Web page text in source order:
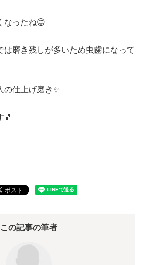
なったね😊
は磨き残しが多いため虫歯になって
の仕上げ磨き✨
🎵
この記事の筆者